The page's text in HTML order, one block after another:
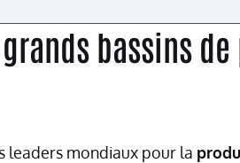
bassins
leaders mondiaux pour la